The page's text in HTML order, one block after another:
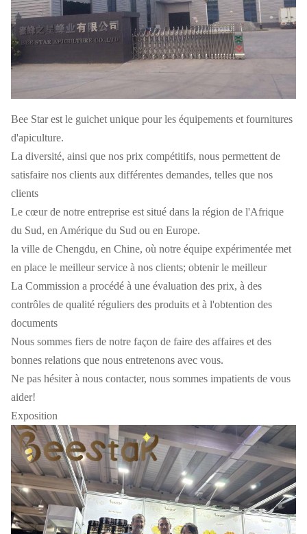
Bee Star est le guichet unique pour les équipements et fournitures
d'apiculture.
La diversité, ainsi que nos prix compétitifs, nous permettent de
satisfaire nos clients aux différentes demandes, telles que nos
clients
Le cœur de notre entreprise est situé dans la région de l'Afrique
du Sud, en Amérique du Sud ou en Europe.
la ville de Chengdu, en Chine, où notre équipe expérimentée met
en place le meilleur service à nos clients; obtenir le meilleur
La Commission a procédé à une évaluation des prix, à des
contrôles de qualité réguliers des produits et à l'obtention des
documents
Nous sommes fiers de notre façon de faire des affaires et des
bonnes relations que nous entretenons avec vous.
Ne pas hésiter à nous contacter, nous sommes impatients de vous
aider!
Exposition